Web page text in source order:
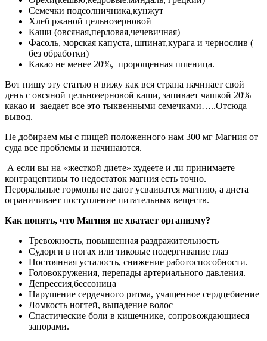
Семечки подсолничника,кунжут
Хлеб ржаной цельнозерновой
Каши (овсяная,перловая,чечевичная)
Фасоль, морская капуста, шпинат,курага и чернослив (
без обработки)
Какао не менее 20%, пророщенная пшеница.
Вот пишу эту статью и вижу как вся страна начинает свой
день с овсяной цельнозерновой каши, запивает чашкой 20%
какао и заедает все это тыквенными семечками…..Отсюда
вывод.
Не добираем мы с пищей положенного нам 300 мг Магния от
суда все проблемы и начинаются.
А если вы на «жесткой диете» худеете и ли принимаете
контрацептивы то недостаток магния есть точно.
Пероральные гормоны не дают усваиватся магнию, а диета
ограничивает поступление питательных веществ.
Как понять, что Магния не хватает организму?
Тревожность, повышенная раздражительность
Судорги в ногах или тиковые подергивание глаз
Постоянная усталость, снижение работоспособности.
Головокружения, перепады артериального давления.
Депрессия,бессоница
Нарушение сердечного ритма, учащенное сердцебиение
Ломкость ногтей, выпадение волос
Спастические боли в кишечнике, сопровождающиеся
запорами.